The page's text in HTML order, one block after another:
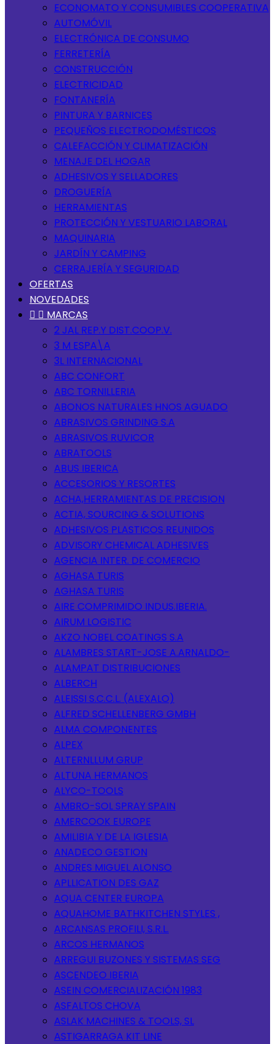
ECONOMATO Y CONSUMIBLES COOPERATIVA
AUTOMÓVIL
ELECTRÓNICA DE CONSUMO
FERRETERÍA
CONSTRUCCIÓN
ELECTRICIDAD
FONTANERÍA
PINTURA Y BARNICES
PEQUEÑOS ELECTRODOMÉSTICOS
CALEFACCIÓN Y CLIMATIZACIÓN
MENAJE DEL HOGAR
ADHESIVOS Y SELLADORES
DROGUERÍA
HERRAMIENTAS
PROTECCIÓN Y VESTUARIO LABORAL
MAQUINARIA
JARDÍN Y CAMPING
CERRAJERÍA Y SEGURIDAD
OFERTAS
NOVEDADES
  MARCAS
2 JAL REP.Y DIST.COOP.V.
3 M ESPA\A
3L INTERNACIONAL
ABC CONFORT
ABC TORNILLERIA
ABONOS NATURALES HNOS AGUADO
ABRASIVOS GRINDING S.A
ABRASIVOS RUVICOR
ABRATOOLS
ABUS IBERICA
ACCESORIOS Y RESORTES
ACHA,HERRAMIENTAS DE PRECISION
ACTIA, SOURCING & SOLUTIONS
ADHESIVOS PLASTICOS REUNIDOS
ADVISORY CHEMICAL ADHESIVES
AGENCIA INTER. DE COMERCIO
AGHASA TURIS
AGHASA TURIS
AIRE COMPRIMIDO INDUS.IBERIA.
AIRUM LOGISTIC
AKZO NOBEL COATINGS S.A
ALAMBRES START-JOSE A.ARNALDO-
ALAMPAT DISTRIBUCIONES
ALBERCH
ALEISSI S.C.C.L. (ALEXALO)
ALFRED SCHELLENBERG GMBH
ALMA COMPONENTES
ALPEX
ALTERNLLUM GRUP
ALTUNA HERMANOS
ALYCO-TOOLS
AMBRO-SOL SPRAY SPAIN
AMERCOOK EUROPE
AMILIBIA Y DE LA IGLESIA
ANADECO GESTION
ANDRES MIGUEL ALONSO
APLLICATION DES GAZ
AQUA CENTER EUROPA
AQUAHOME BATHKITCHEN STYLES ,
ARCANSAS PROFILI, S.R.L.
ARCOS HERMANOS
ARREGUI BUZONES Y SISTEMAS SEG
ASCENDEO IBERIA
ASEIN COMERCIALIZACIÓN 1983
ASFALTOS CHOVA
ASLAK MACHINES & TOOLS, SL
ASTIGARRAGA KIT LINE